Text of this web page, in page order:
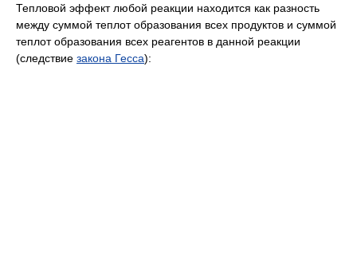
Тепловой эффект любой реакции находится как разность
между суммой теплот образования всех продуктов и суммой
теплот образования всех реагентов в данной реакции
(следствие закона Гесса):